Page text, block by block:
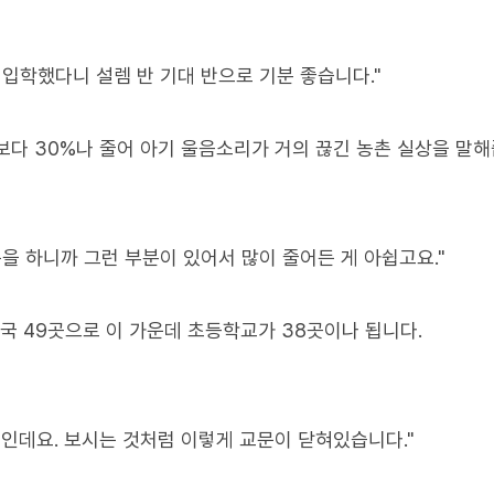
학했다니 설렘 반 기대 반으로 기분 좋습니다."
30%나 줄어 아기 울음소리가 거의 끊긴 농촌 실상을 말해
하니까 그런 부분이 있어서 많이 줄어든 게 아쉽고요."
49곳으로 이 가운데 초등학교가 38곳이나 됩니다.
데요. 보시는 것처럼 이렇게 교문이 닫혀있습니다."